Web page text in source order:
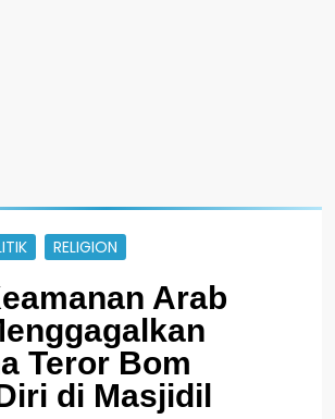
RELIGION
Arab
Teror Bom
di Masjidil